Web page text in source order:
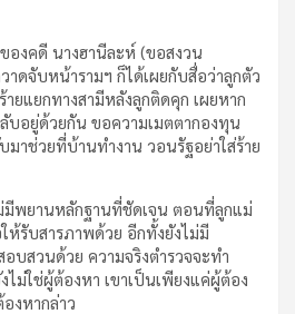
องคดี นางฮานีละห์ (ขอสงวน
ดจับหน้ารามฯ ก็ได้เผยกับสื่อว่าลูกตัว
ยแยกทางสามีหลังลูกติดคุก เผยหาก
ลับอยู่ด้วยกัน ขอความเมตตากองทุน
มาช่วยที่บ้านทำงาน วอนรัฐอย่าใส่ร้าย
มีพยานหลักฐานที่ชัดเจน ตอนที่ลูกแม่
รับสารภาพด้วย อีกทั้งยังไม่มี
อบสวนด้วย ความจริงตำรวจจะทำ
ไม่ใช่ผู้ต้องหา เขาเป็นเพียงแค่ผู้ต้อง
งหากล่าว